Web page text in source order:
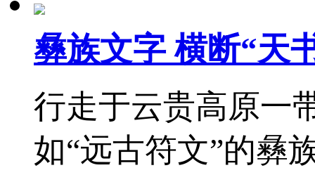
彝族文字 横断“天
行走于云贵高原一
如“远古符文”的彝